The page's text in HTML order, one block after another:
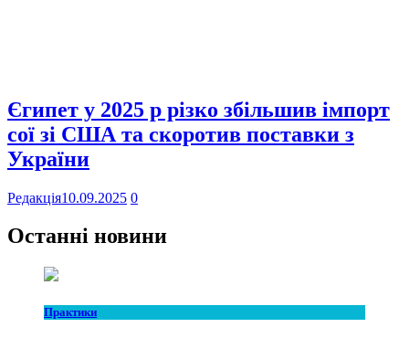
Єгипет у 2025 р різко збільшив імпорт
сої зі США та скоротив поставки з
України
Редакція10.09.2025 0
Останні новини
Практики